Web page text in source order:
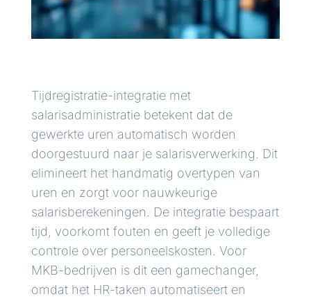
Tijdregistratie-integratie met
salarisadministratie betekent dat de
gewerkte uren automatisch worden
doorgestuurd naar je salarisverwerking. Dit
elimineert het handmatig overtypen van
uren en zorgt voor nauwkeurige
salarisberekeningen. De integratie bespaart
tijd, voorkomt fouten en geeft je volledige
controle over personeelskosten. Voor
MKB-bedrijven is dit een gamechanger,
omdat het HR-taken automatiseert en